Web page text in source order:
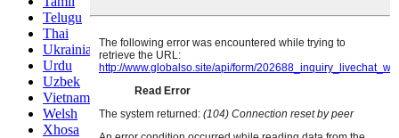
Telugu
Thai
Ukrainian
Urdu
Uzbek
Vietnamese
Welsh
Xhosa